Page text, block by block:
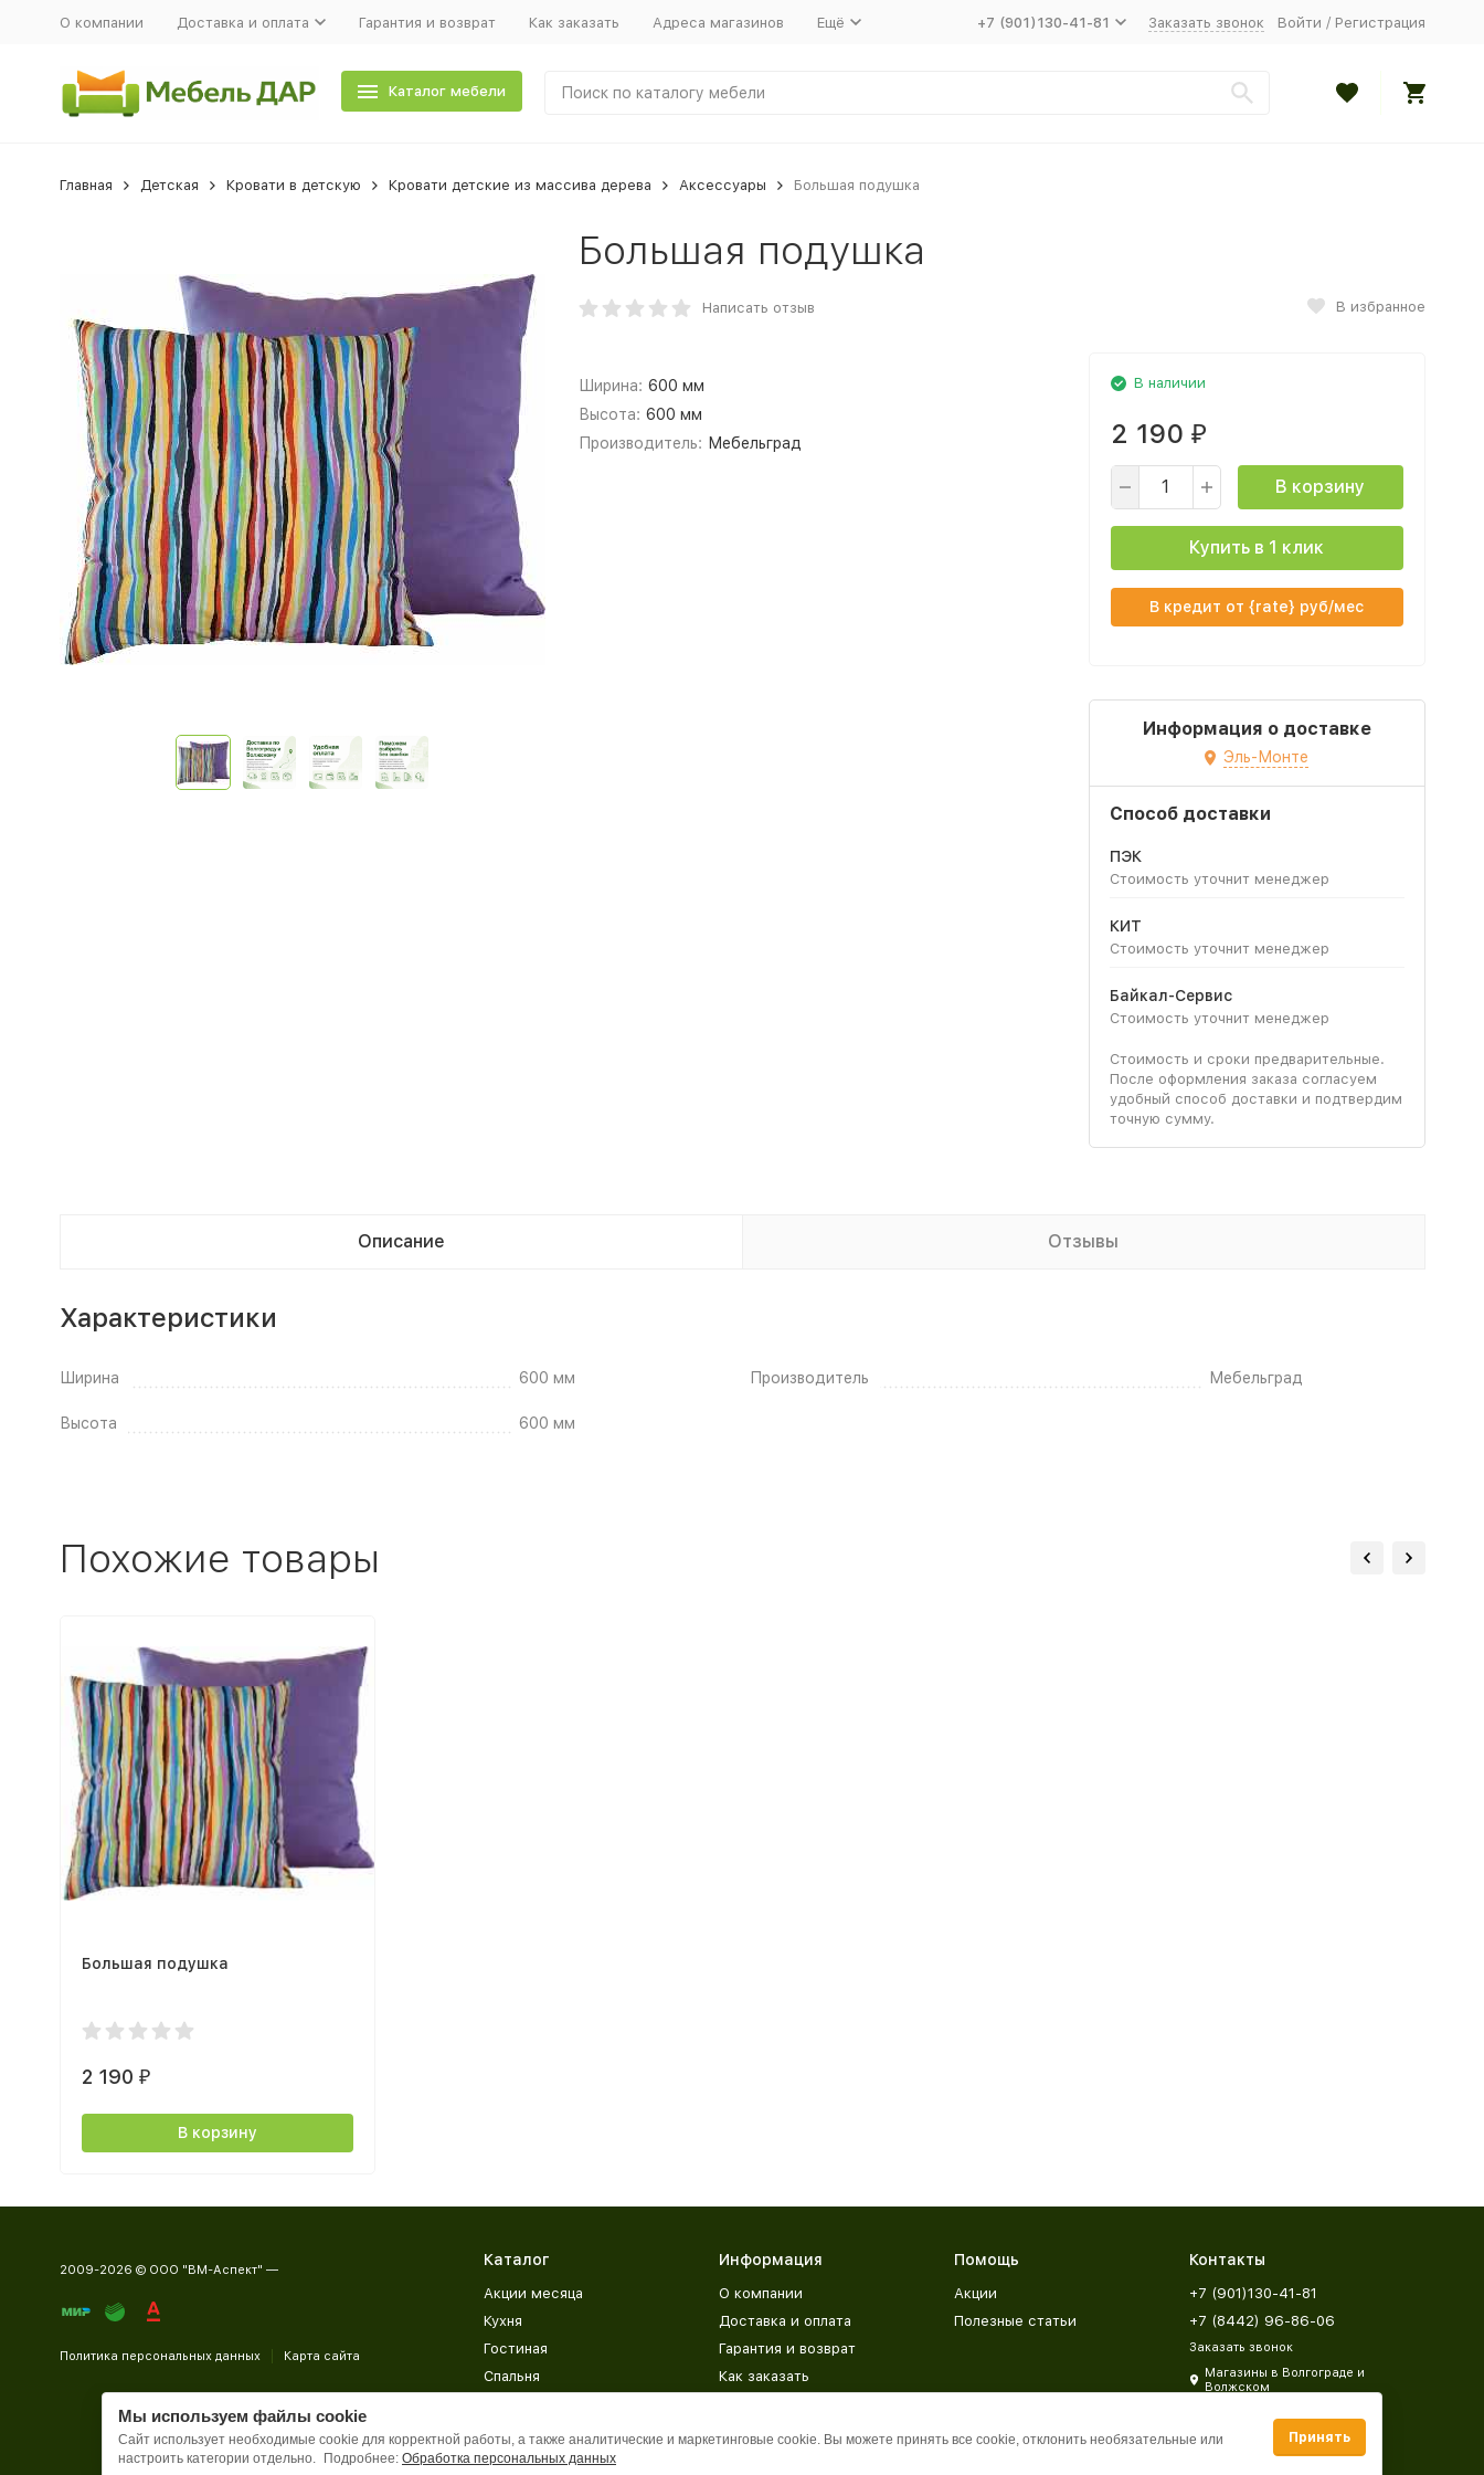
О компании Доставка и оплата Гарантия и возврат Как заказать Адреса магазинов Ещё +7 (901)130-41-81 Заказать звонок Войти / Регистрация
Каталог мебели
Главная Детская Кровати в детскую Кровати детские из массива дерева Аксессуары Большая подушка
Большая подушка
Написать отзыв В избранное
Ширина: 600 мм
Высота: 600 мм
Производитель: Мебельград
В наличии
2 190 ₽
В корзину
Купить в 1 клик
В кредит от {rate} руб/мес
Информация о доставке
Эль-Монте
Способ доставки
ПЭК
Стоимость уточнит менеджер
КИТ
Стоимость уточнит менеджер
Байкал-Сервис
Стоимость уточнит менеджер
Стоимость и сроки предварительные.
После оформления заказа согласуем
удобный способ доставки и подтвердим
точную сумму.
Описание Отзывы
Характеристики
Ширина 600 мм
Высота 600 мм
Производитель Мебельград
Похожие товары
Большая подушка
2 190 ₽
В корзину
2009-2026 © ООО "ВМ-Аспект" —
Политика персональных данных Карта сайта
Каталог
Акции месяца
Кухня
Гостиная
Спальня
Прихожая
Информация
О компании
Доставка и оплата
Гарантия и возврат
Как заказать
База знаний
Помощь
Акции
Полезные статьи
Контакты
+7 (901)130-41-81
+7 (8442) 96-86-06
Заказать звонок
Магазины в Волгограде и
Волжском
Мы используем файлы cookie
Сайт использует необходимые cookie для корректной работы, а также аналитические и маркетинговые cookie. Вы можете принять все cookie, отклонить необязательные или
настроить категории отдельно.
Подробнее: Обработка персональных данных
Принять